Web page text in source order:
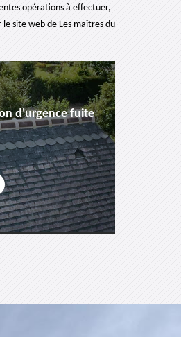
opérations à effectuer,
site web de Les maîtres du
d'urgence fuite